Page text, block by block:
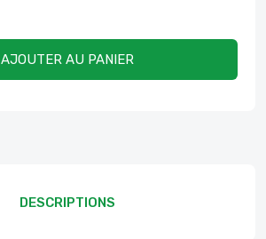
AJOUTER AU PANIER
DESCRIPTIONS